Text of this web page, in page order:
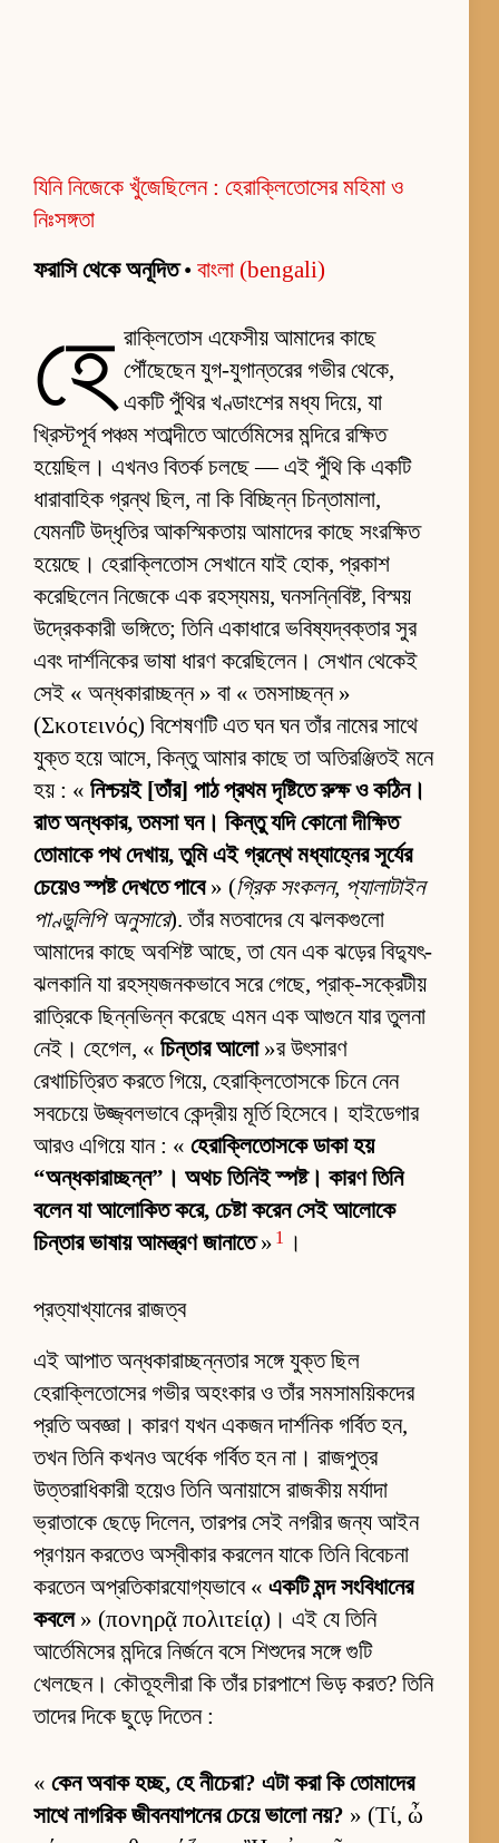
যিনি নিজেকে খুঁজেছিলেন : হেরাক্লিতোসের মহিমা ও
নিঃসঙ্গতা
ফরাসি থেকে অনূদিত• বাংলা (bengali)
হে রাক্লিতোস এফেসীয় আমাদের কাছে
পৌঁছেছেন যুগ-যুগান্তরের গভীর থেকে,
একটি পুঁথির খণ্ডাংশের মধ্য দিয়ে, যা
খ্রিস্টপূর্ব পঞ্চম শতাব্দীতে আর্তেমিসের মন্দিরে রক্ষিত
হয়েছিল। এখনও বিতর্ক চলছে — এই পুঁথি কি একটি
ধারাবাহিক গ্রন্থ ছিল, না কি বিচ্ছিন্ন চিন্তামালা,
যেমনটি উদ্ধৃতির আকস্মিকতায় আমাদের কাছে সংরক্ষিত
হয়েছে। হেরাক্লিতোস সেখানে যাই হোক, প্রকাশ
করেছিলেন নিজেকে এক রহস্যময়, ঘনসন্নিবিষ্ট, বিস্ময়
উদ্রেককারী ভঙ্গিতে; তিনি একাধারে ভবিষ্যদ্বক্তার সুর
এবং দার্শনিকের ভাষা ধারণ করেছিলেন। সেখান থেকেই
সেই « অন্ধকারাচ্ছন্ন » বা « তমসাচ্ছন্ন »
(Σκοτεινός) বিশেষণটি এত ঘন ঘন তাঁর নামের সাথে
যুক্ত হয়ে আসে, কিন্তু আমার কাছে তা অতিরঞ্জিতই মনে
হয় : « নিশ্চয়ই [তাঁর] পাঠ প্রথম দৃষ্টিতে রুক্ষ ও কঠিন।
রাত অন্ধকার, তমসা ঘন। কিন্তু যদি কোনো দীক্ষিত
তোমাকে পথ দেখায়, তুমি এই গ্রন্থে মধ্যাহ্নের সূর্যের
চেয়েও স্পষ্ট দেখতে পাবে» (গ্রিক সংকলন, প্যালাটাইন
পাণ্ডুলিপি অনুসারে). তাঁর মতবাদের যে ঝলকগুলো
আমাদের কাছে অবশিষ্ট আছে, তা যেন এক ঝড়ের বিদ্যুৎ-
ঝলকানি যা রহস্যজনকভাবে সরে গেছে, প্রাক্-সক্রেটীয়
রাত্রিকে ছিন্নভিন্ন করেছে এমন এক আগুনে যার তুলনা
নেই। হেগেল, « চিন্তার আলো»র উৎসারণ
রেখাচিত্রিত করতে গিয়ে, হেরাক্লিতোসকে চিনে নেন
সবচেয়ে উজ্জ্বলভাবে কেন্দ্রীয় মূর্তি হিসেবে। হাইডেগার
আরও এগিয়ে যান : « হেরাক্লিতোসকে ডাকা হয়
“অন্ধকারাচ্ছন্ন”। অথচ তিনিই স্পষ্ট। কারণ তিনি
বলেন যা আলোকিত করে, চেষ্টা করেন সেই আলোকে
চিন্তার ভাষায় আমন্ত্রণ জানাতে» 1 ।
প্রত্যাখ্যানের রাজত্ব
এই আপাত অন্ধকারাচ্ছন্নতার সঙ্গে যুক্ত ছিল
হেরাক্লিতোসের গভীর অহংকার ও তাঁর সমসাময়িকদের
প্রতি অবজ্ঞা। কারণ যখন একজন দার্শনিক গর্বিত হন,
তখন তিনি কখনও অর্ধেক গর্বিত হন না। রাজপুত্র
উত্তরাধিকারী হয়েও তিনি অনায়াসে রাজকীয় মর্যাদা
ভ্রাতাকে ছেড়ে দিলেন, তারপর সেই নগরীর জন্য আইন
প্রণয়ন করতেও অস্বীকার করলেন যাকে তিনি বিবেচনা
করতেন অপ্রতিকারযোগ্যভাবে « একটি মন্দ সংবিধানের
কবলে» (πονηρᾷ πολιτείᾳ)। এই যে তিনি
আর্তেমিসের মন্দিরে নির্জনে বসে শিশুদের সঙ্গে গুটি
খেলছেন। কৌতূহলীরা কি তাঁর চারপাশে ভিড় করত? তিনি
তাদের দিকে ছুড়ে দিতেন :
« কেন অবাক হচ্ছ, হে নীচেরা? এটা করা কি তোমাদের
সাথে নাগরিক জীবনযাপনের চেয়ে ভালো নয়? » (Τί, ὦ